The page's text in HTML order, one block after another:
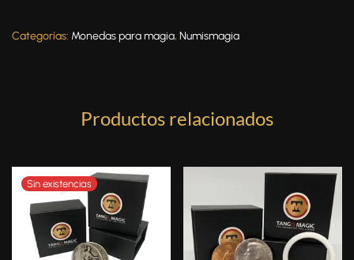
Categorías: Monedas para magia, Numismagia
Productos relacionados